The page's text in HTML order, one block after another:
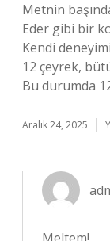
Metnin
Eder gibi bir
Kendi
12 çeyrek,
Bu durumda
Aralık 24, 2025